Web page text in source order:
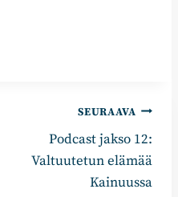
SEURAAVA
Podcast jakso 12:
Valtuutetun elämää
Kainuussa